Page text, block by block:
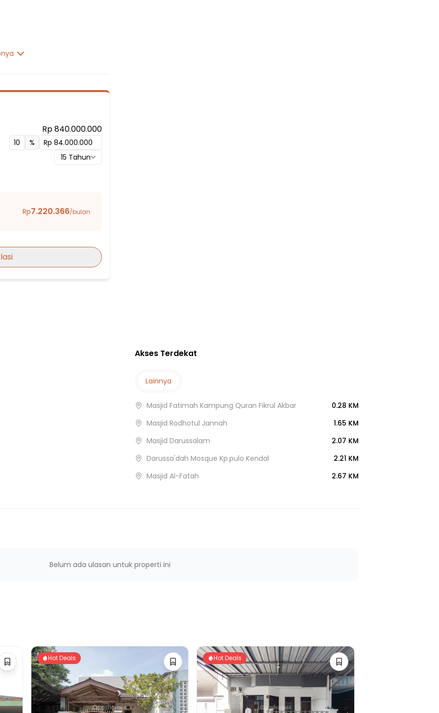
2
Rp 840.000.000
%
15 Tahun
Rp7.220.366/bulan
Akses Terdekat
Lainnya
Masjid Fatimah Kampung Quran Fikrul Akbar
0.28 KM
Masjid Rodhotul Jannah
1.65 KM
Masjid Darussalam
2.07 KM
Darussa'dah Mosque Kp.pulo Kendal
2.21 KM
Masjid Al-Fatah
2.67 KM
Belum ada ulasan untuk properti ini
Hot Deals Hot Deals